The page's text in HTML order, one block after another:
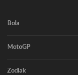
Bola
MotoGP
Zodiak